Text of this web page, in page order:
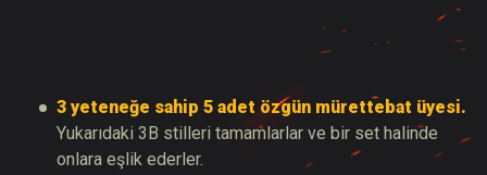
3 yeteneğe sahip 5 adet özgün mürettebat üyesi.
Yukarıdaki 3B stilleri tamamlarlar ve bir set halinde
onlara eşlik ederler.